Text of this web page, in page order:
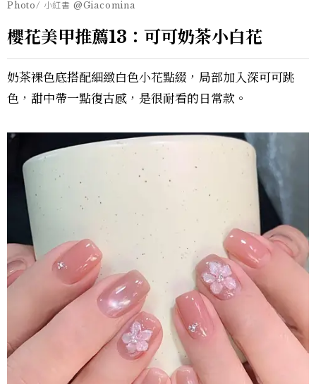
Photo/ 小紅書 @Giacomina
櫻花美甲推薦13：可可奶茶小白花
奶茶裸色底搭配細緻白色小花點綴，局部加入深可可跳
色，甜中帶一點復古感，是很耐看的日常款。